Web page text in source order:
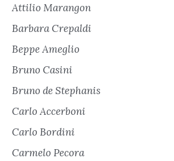
Attilio Marangon
Barbara Crepaldi
Beppe Ameglio
Bruno Casini
Bruno de Stephanis
Carlo Accerboni
Carlo Bordini
Carmelo Pecora